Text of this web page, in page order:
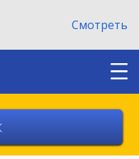
Смотреть